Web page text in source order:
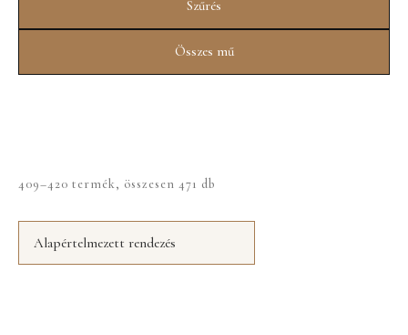
Szűrés
Összes mű
409–420 termék, összesen 471 db